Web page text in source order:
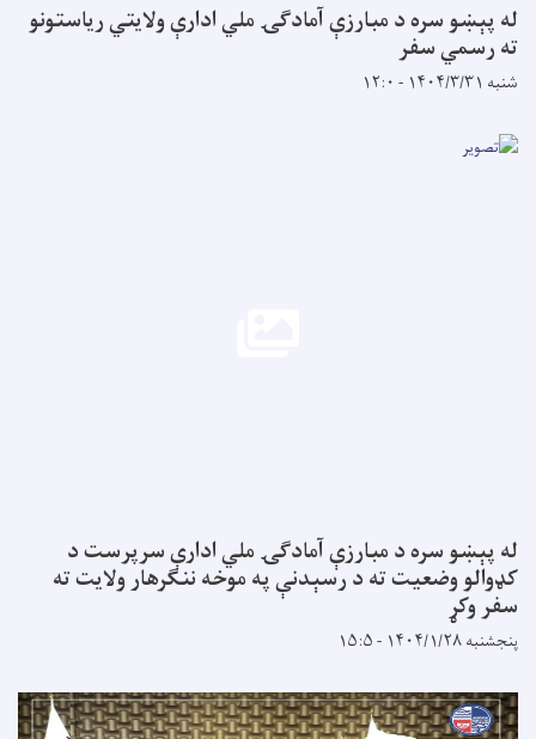
له پېښو سره د مبارزې آمادګۍ ملي ادارې ولایتي ریاستونو
ته رسمي سفر
شنبه ۱۴۰۴/۳/۳۱ - ۱۲:۰
له پېښو سره د مبارزې آمادګۍ ملي ادارې سرپرست د
کډوالو وضعیت ته د رسېدنې په موخه ننګرهار ولایت ته
سفر وکړ
پنجشنبه ۱۴۰۴/۱/۲۸ - ۱۵:۵